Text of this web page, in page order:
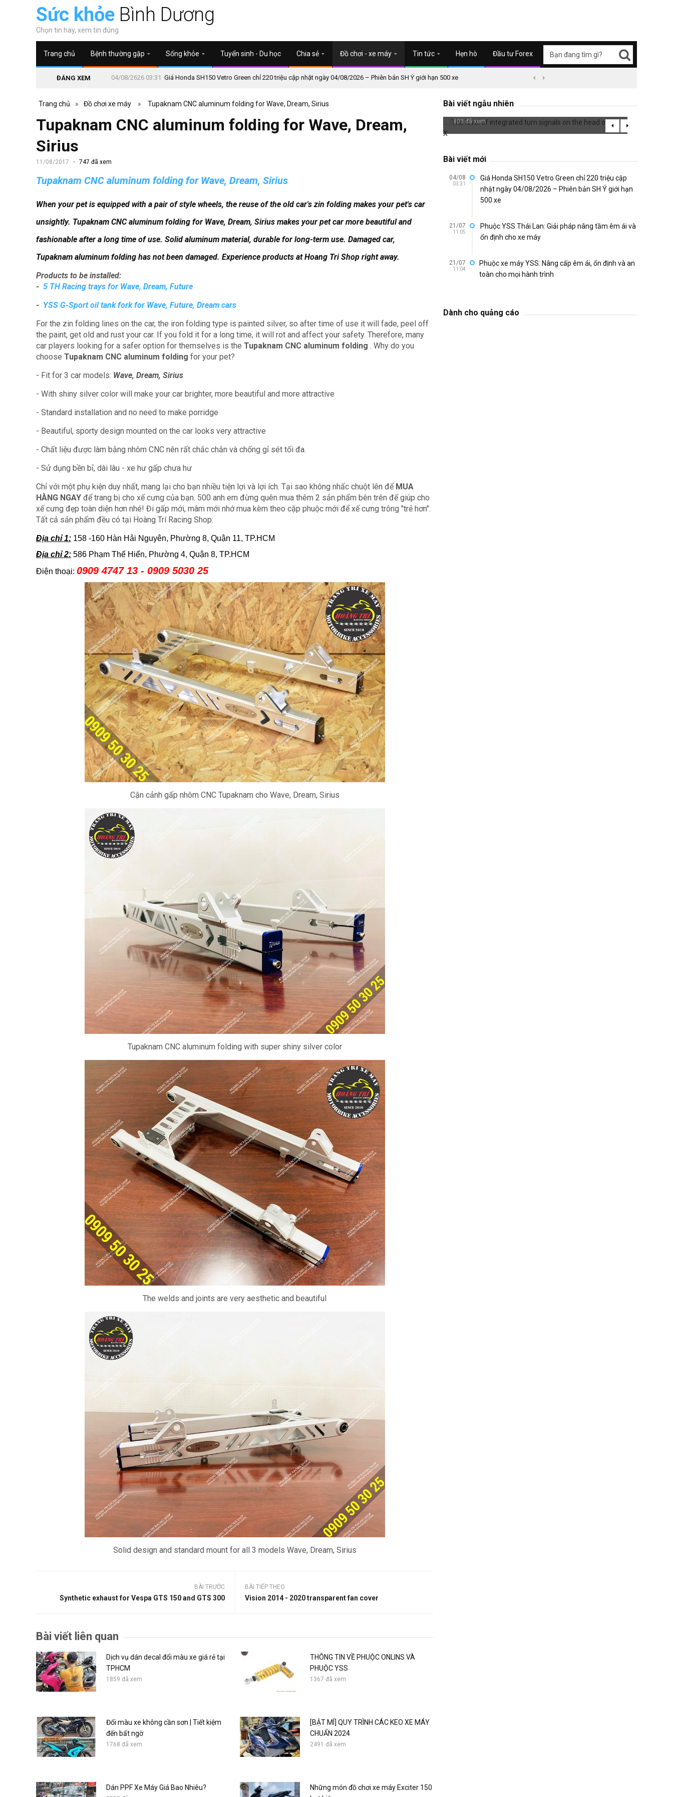
Sức khỏe Bình Dương
Chọn tin hay, xem tin đúng
Trang chủ Bệnh thường gặp Sống khỏe Tuyển sinh - Du học Chia sẻ Đồ chơi - xe máy Tin tức Hẹn hò Đầu tư Forex
ĐÁNG XEM 04/08/2626 03:31 Giá Honda SH150 Vetro Green chỉ 220 triệu cập nhật ngày 04/08/2026 – Phiên bản SH Ý giới hạn 500 xe  
Trang chủ » Đồ chơi xe máy » Tupaknam CNC aluminum folding for Wave, Dream, Sirius
Tupaknam CNC aluminum folding for Wave, Dream,
Sirius
11/08/2017 747 đã xem
Tupaknam CNC aluminum folding for Wave, Dream, Sirius
When your pet is equipped with a pair of style wheels, the reuse of the old car's zin folding makes your pet's car
unsightly. Tupaknam CNC aluminum folding for Wave, Dream, Sirius makes your pet car more beautiful and
fashionable after a long time of use. Solid aluminum material, durable for long-term use. Damaged car,
Tupaknam aluminum folding has not been damaged. Experience products at Hoang Tri Shop right away.
Products to be installed:
- 5 TH Racing trays for Wave, Dream, Future
- YSS G-Sport oil tank fork for Wave, Future, Dream cars
For the zin folding lines on the car, the iron folding type is painted silver, so after time of use it will fade, peel off
the paint, get old and rust your car. If you fold it for a long time, it will rot and affect your safety. Therefore, many
car players looking for a safer option for themselves is the Tupaknam CNC aluminum folding . Why do you
choose Tupaknam CNC aluminum folding for your pet?
- Fit for 3 car models: Wave, Dream, Sirius
- With shiny silver color will make your car brighter, more beautiful and more attractive
- Standard installation and no need to make porridge
- Beautiful, sporty design mounted on the car looks very attractive
- Chất liệu được làm bằng nhôm CNC nên rất chắc chắn và chống gỉ sét tối đa.
- Sử dụng bền bỉ, dài lâu - xe hư gấp chưa hư
Chỉ với một phụ kiện duy nhất, mang lại cho bạn nhiều tiện lợi và lợi ích. Tại sao không nhấc chuột lên để MUA
HÀNG NGAY để trang bị cho xế cưng của bạn. 500 anh em đừng quên mua thêm 2 sản phẩm bên trên để giúp cho
xế cưng đẹp toàn diện hơn nhé! Đi gấp mới, mâm mới nhớ mua kèm theo cặp phuộc mới để xế cưng trông "trẻ hơn".
Tất cả sản phẩm đều có tại Hoàng Trí Racing Shop:
Địa chỉ 1: 158 -160 Hàn Hải Nguyên, Phường 8, Quận 11, TP.HCM
Địa chỉ 2: 586 Phạm Thế Hiển, Phường 4, Quận 8, TP.HCM
Điện thoại: 0909 4747 13 - 0909 5030 25
Cận cảnh gấp nhôm CNC Tupaknam cho Wave, Dream, Sirius
Tupaknam CNC aluminum folding with super shiny silver color
The welds and joints are very aesthetic and beautiful
Solid design and standard mount for all 3 models Wave, Dream, Sirius
BÀI TRƯỚC
Synthetic exhaust for Vespa GTS 150 and GTS 300
BÀI TIẾP THEO
Vision 2014 - 2020 transparent fan cover
Bài viết liên quan
Dịch vụ dán decal đổi màu xe giá rẻ tại
TPHCM
1859 đã xem
Đổi màu xe không cần sơn | Tiết kiệm
đến bất ngờ
1768 đã xem
Dán PPF Xe Máy Giá Bao Nhiêu?
THÔNG TIN VỀ PHUỘC ONLINS VÀ
PHUỘC YSS
1367 đã xem
[BẬT MÍ] QUY TRÌNH CÁC KEO XE MÁY
CHUẨN 2024
2491 đã xem
Những món đồ chơi xe máy Exciter 150
Bài viết ngẫu nhiên
the head of Winner X
803 đã xem
Bài viết mới
04/08
03:31
Giá Honda SH150 Vetro Green chỉ 220 triệu cập
nhật ngày 04/08/2026 – Phiên bản SH Ý giới hạn
500 xe
21/07
11:05
Phuộc YSS Thái Lan: Giải pháp nâng tầm êm ái và
ổn định cho xe máy
21/07
11:04
Phuộc xe máy YSS: Nâng cấp êm ái, ổn định và an
toàn cho mọi hành trình
Dành cho quảng cáo